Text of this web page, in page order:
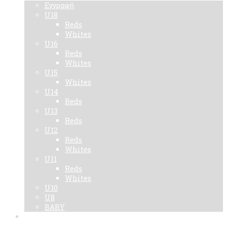
Εγγραφή
U18
Reds
Whites
U16
Reds
Whites
U15
Whites
U14
Reds
U13
Reds
U12
Reds
Whites
U11
Reds
Whites
U10
U8
BABY